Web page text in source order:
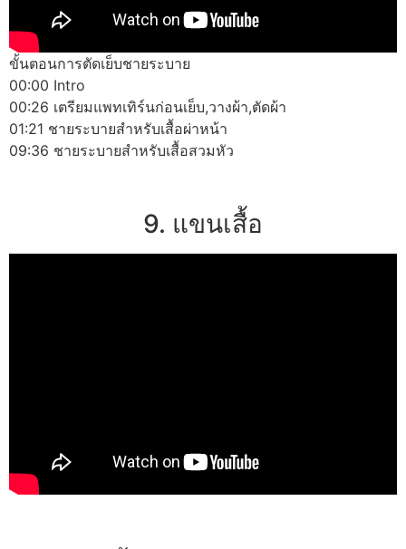
ขั้นตอนการตัดเย็บชายระบาย
00:00 Intro
00:26 เตรียมแพทเทิร์นก่อนเย็บ,วางผ้า,ตัดผ้า
01:21 ชายระบายสำหรับเสื้อผ่าหน้า
09:36 ชายระบายสำหรับเสื้อสวมหัว
9. แขนเสื้อ